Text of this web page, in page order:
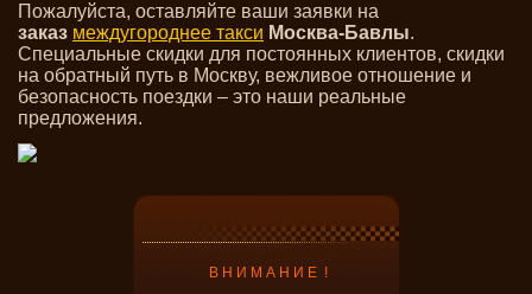
Пожалуйста, оставляйте ваши заявки на
заказ междугороднее такси Москва-Бавлы.
Специальные скидки для постоянных клиентов, скидки
на обратный путь в Москву, вежливое отношение и
безопасность поездки – это наши реальные
предложения.
В Н И М А Н И Е !